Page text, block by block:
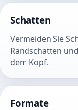
Schatten
Vermeiden Sie
Randschatten
dem Kopf.
Formate